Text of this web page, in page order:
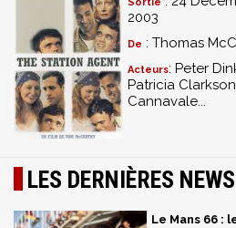
Sortie
2003
De : Thomas
Acteurs: Peter
Patricia
Cannavale...
LES DERNIÈRES NEWS
Le Mans 66 :